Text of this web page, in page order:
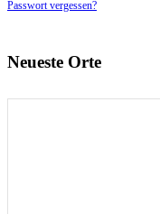
Passwort vergessen?
Neueste Orte